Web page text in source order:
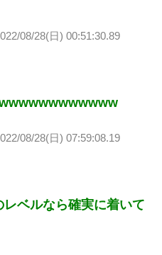
08/28(日) 00:51:30.89
08/28(日) 07:59:08.19
ベルなら確実に着いて